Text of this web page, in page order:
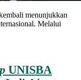
menunjukkan
Melalui
UNISBA